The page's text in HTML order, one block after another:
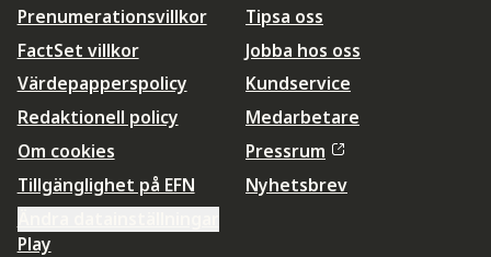
Prenumerationsvillkor
FactSet villkor
Värdepapperspolicy
Redaktionell policy
Om cookies
Tillgänglighet på EFN
Tipsa oss
Jobba hos oss
Kundservice
Medarbetare
Pressrum
Nyhetsbrev
Play